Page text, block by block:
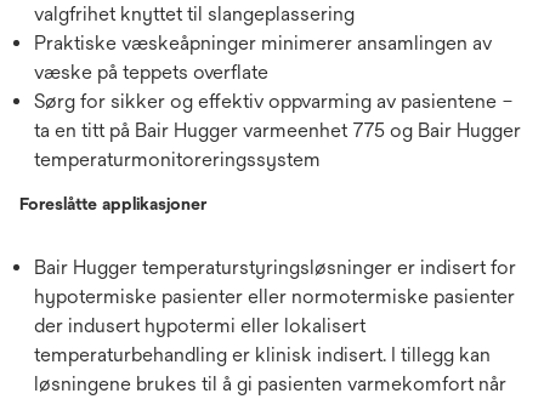
valgfrihet knyttet til slangeplassering
Praktiske væskeåpninger minimerer ansamlingen av
væske på teppets overflate
Sørg for sikker og effektiv oppvarming av pasientene –
ta en titt på Bair Hugger varmeenhet 775 og Bair Hugger
temperaturmonitoreringssystem
Foreslåtte applikasjoner
Bair Hugger temperaturstyringsløsninger er indisert for
hypotermiske pasienter eller normotermiske pasienter
der indusert hypotermi eller lokalisert
temperaturbehandling er klinisk indisert. I tillegg kan
løsningene brukes til å gi pasienten varmekomfort når